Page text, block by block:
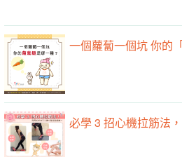
一個蘿蔔一個坑 你的
必學 3 招心機拉筋法